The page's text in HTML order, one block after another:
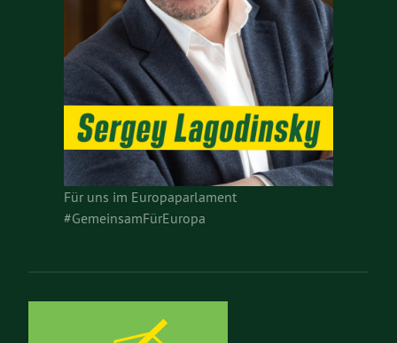
Für uns im Europaparlament
#GemeinsamFürEuropa